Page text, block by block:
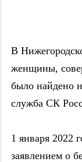
В
женщины,
было найдено
служба СК
1 января 2022
заявлением о